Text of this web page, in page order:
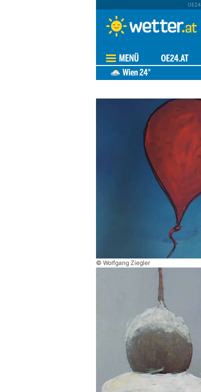
OE24
MENÜ OE24.AT
HEUTE 48 STUNDEN
Wien24°
© Wolfgang Ziegler